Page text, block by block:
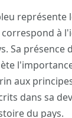
représente
à
Sa présence
aux
dans sa
du pays.